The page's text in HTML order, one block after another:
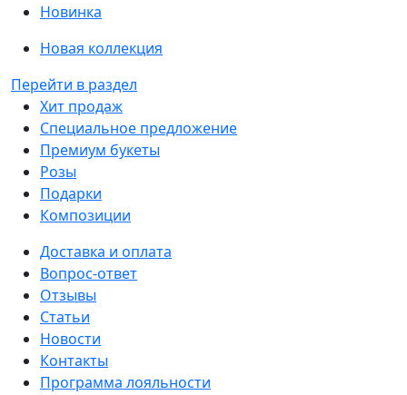
Новинка
Новая коллекция
Перейти в раздел
Хит продаж
Специальное предложение
Премиум букеты
Розы
Подарки
Композиции
Доставка и оплата
Вопрос-ответ
Отзывы
Статьи
Новости
Контакты
Программа лояльности